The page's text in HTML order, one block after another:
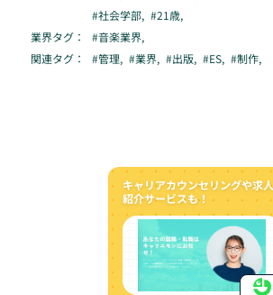
#社会学部, #21歳,
業界タグ：
#音楽業界,
関連タグ：
#管理, #業界, #出版, #ES, #制作,
キャリアカウンセリングや求人
紹介サービスも！